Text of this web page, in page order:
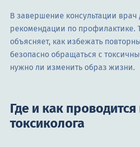
В завершение консультации врач
рекомендации по профилактике.
объясняет, как избежать
безопасно обращаться с
нужно ли изменить образ жизни.
Где и как
токсиколога